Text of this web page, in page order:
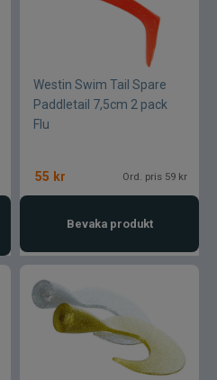
Westin Swim Tail Spare
Paddletail 7,5cm 2 pack
Flu
55 kr Ord. pris 59 kr
Bevaka produkt